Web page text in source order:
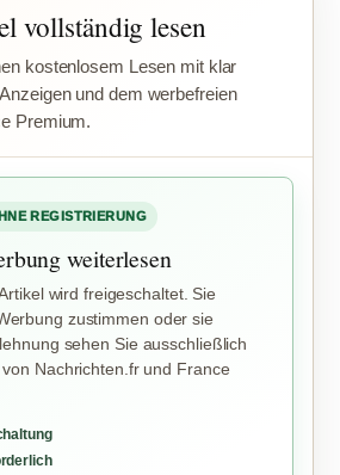
vollständig lesen
kostenlosem Lesen mit klar
und dem werbefreien
Premium.
REGISTRIERUNG
weiterlesen
wird freigeschaltet. Sie
zustimmen oder sie
sehen Sie ausschließlich
Nachrichten.fr und France